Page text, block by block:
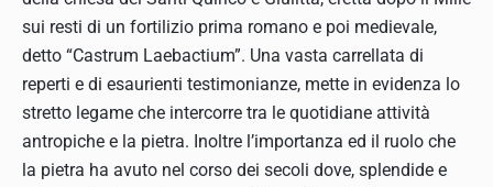
sui resti di un fortilizio prima romano e poi medievale,
detto “Castrum Laebactium”. Una vasta carrellata di
reperti e di esaurienti testimonianze, mette in evidenza lo
stretto legame che intercorre tra le quotidiane attività
antropiche e la pietra. Inoltre l’importanza ed il ruolo che
la pietra ha avuto nel corso dei secoli dove, splendide e